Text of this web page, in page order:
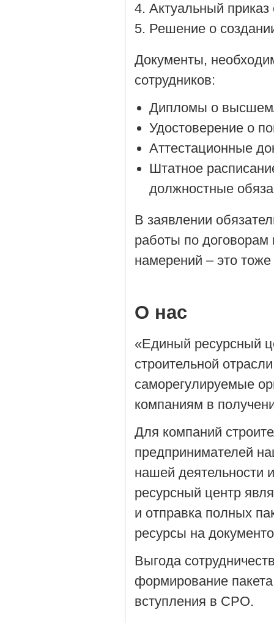
Актуальный приказ
Решение о
Документы,
сотрудников:
Дипломы о
Удостоверение о
Аттестационные
Штатное
должностные
В заявлении
работы по договорам
намерений – это
О нас
«Единый ресурсный
строительной
саморегулируемые
компаниям в
Для компаний
предпринимателей
нашей деятельности
ресурсный центр
и отправка полных
ресурсы на
Выгода
формирование
вступления в СРО.